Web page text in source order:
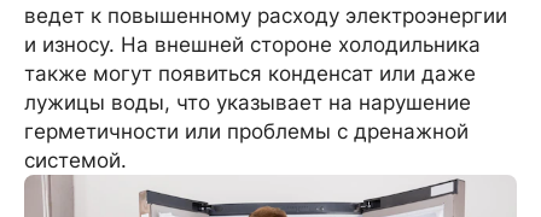
ведет к повышенному расходу электроэнергии
и износу. На внешней стороне холодильника
также могут появиться конденсат или даже
лужицы воды, что указывает на нарушение
герметичности или проблемы с дренажной
системой.